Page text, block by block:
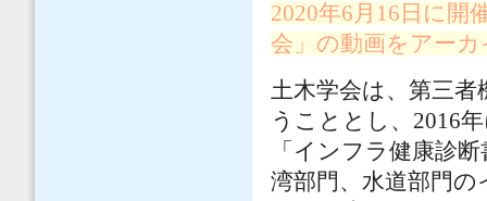
2020年6月16日に開
会」の動画をアー
土木学会は、第三
うこととし、2016
「インフラ健康診
湾部門、水道部門